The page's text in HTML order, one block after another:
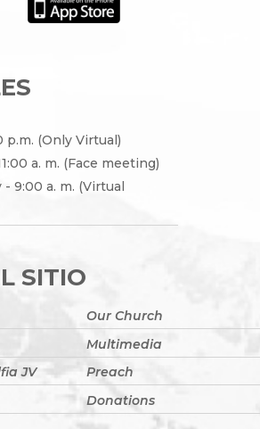
p.m. (Only Virtual)
a. m. (Face meeting)
9:00 a. m. (Virtual
SITIO
Our Church
Multimedia
JV
Preach
Donations